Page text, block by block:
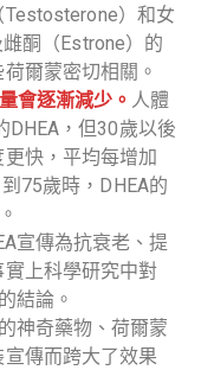
）和女
酮（Estrone）的
爾蒙密切相關。
會逐漸減少。 人體
，但30歲以後
快，平均每增加
75歲時，DHEA的
宣傳為抗衰老、提
上科學研究中對
結論。
神奇藥物、荷爾蒙
傳而跨大了效果